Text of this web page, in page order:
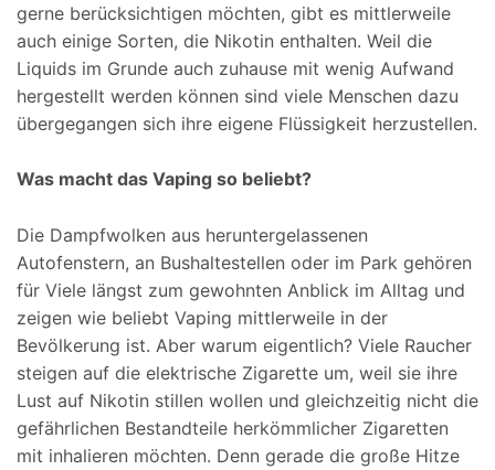
gerne berücksichtigen möchten, gibt es mittlerweile
auch einige Sorten, die Nikotin enthalten. Weil die
Liquids im Grunde auch zuhause mit wenig Aufwand
hergestellt werden können sind viele Menschen dazu
übergegangen sich ihre eigene Flüssigkeit herzustellen.
Was macht das Vaping so beliebt?
Die Dampfwolken aus heruntergelassenen
Autofenstern, an Bushaltestellen oder im Park gehören
für Viele längst zum gewohnten Anblick im Alltag und
zeigen wie beliebt Vaping mittlerweile in der
Bevölkerung ist. Aber warum eigentlich? Viele Raucher
steigen auf die elektrische Zigarette um, weil sie ihre
Lust auf Nikotin stillen wollen und gleichzeitig nicht die
gefährlichen Bestandteile herkömmlicher Zigaretten
mit inhalieren möchten. Denn gerade die große Hitze